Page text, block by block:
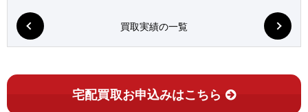
買取実績の一覧
宅配買取お申込みはこちら